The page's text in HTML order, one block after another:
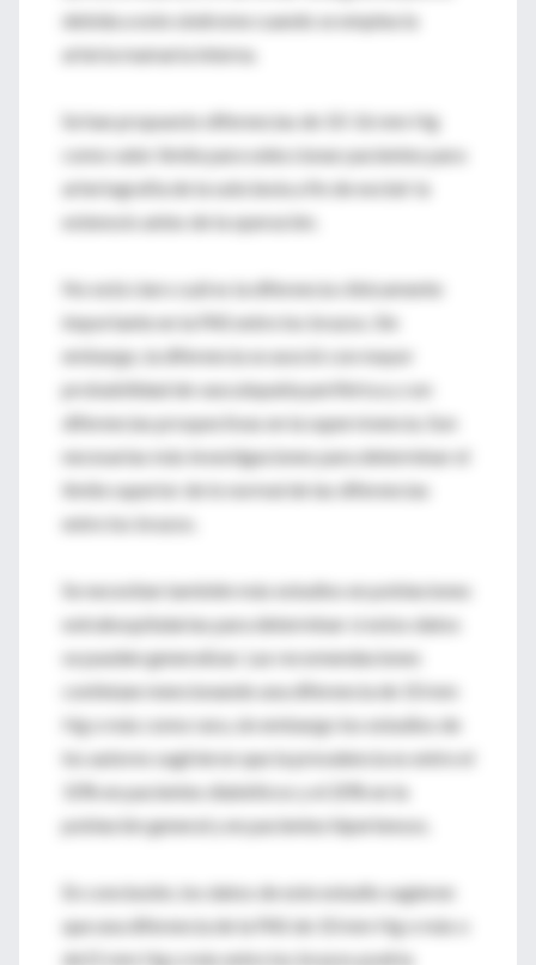
debida a este síndrome cuando se emplea la
arteria mamaria interna.
Se han propuesto diferencias de 10-16 mm Hg
como valor límite para seleccionar pacientes para
arteriografía de la subclavia a fin de excluir la
estenosis antes de la operación.
No está claro cuál es la diferencia clínicamente
importante en la PAS entre los brazos. Sin
embargo, la diferencia se asoció con mayor
probabilidad de vasculopatía periférica y con
diferencias prospectivas en la supervivencia. Son
necesarias más investigaciones para determinar el
límite superior de lo normal de las diferencias
entre los brazos.
Se necesitan también más estudios en poblaciones
extrahospitalarias para determinar si estos datos
se pueden generalizar. Las recomendaciones
continúan mencionando una diferencia de 10 mm
Hg o más como rara, sin embargo los estudios de
los autores sugirieron que la prevalencia es entre el
10% en pacientes diabéticos y el 20% en la
población general y en pacientes hipertensos.
En conclusión, los datos de este estudio sugieren
que una diferencia de la PAS de 10 mm Hg o más o
de15 mm Hg o más entre los brazos podría